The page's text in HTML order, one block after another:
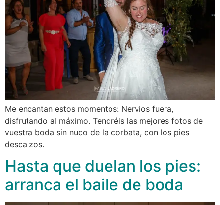
Me encantan estos momentos: Nervios fuera,
disfrutando al máximo. Tendréis las mejores fotos de
vuestra boda sin nudo de la corbata, con los pies
descalzos.
Hasta que duelan los pies:
arranca el baile de boda